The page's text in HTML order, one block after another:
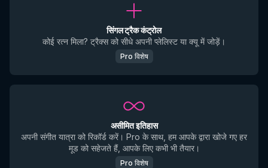
सिंगल ट्रैक कंट्रोल
कोई रत्न मिला? ट्रैक्स को सीधे अपनी प्लेलिस्ट या क्यू में जोड़ें।
Pro विशेष
असीमित इतिहास
अपनी संगीत यात्रा को रिकॉर्ड करें। Pro के साथ, हम आपके द्वारा खोजे गए हर
मूड को सहेजते हैं, आपके लिए कभी भी तैयार।
Pro विशेष